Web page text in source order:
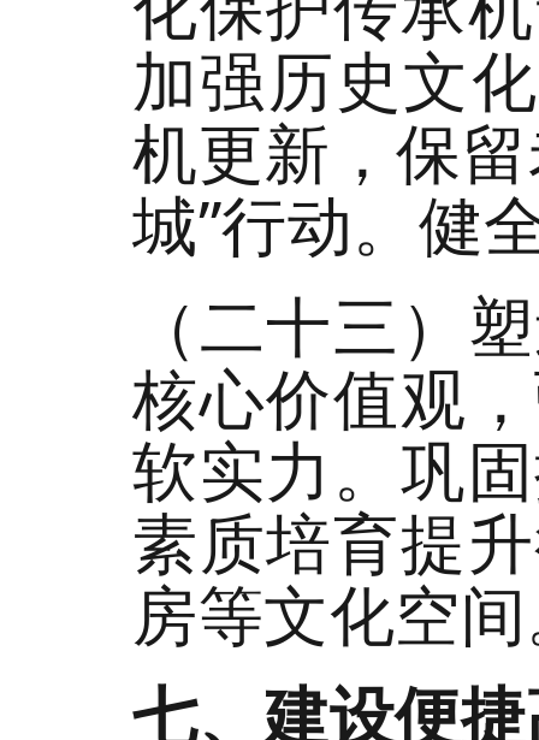
加强历史文
机更新，保
城”行动。健
（二十三）
核心价值观
软实力。巩
素质培育提
房等文化空
七、建设便